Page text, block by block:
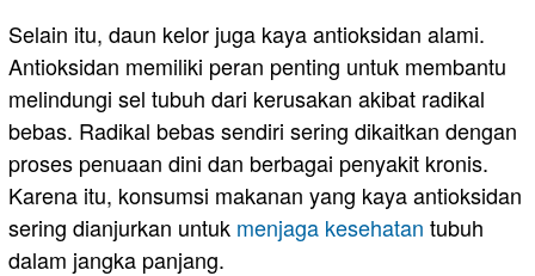
Selain itu, daun kelor juga kaya antioksidan alami.
Antioksidan memiliki peran penting untuk membantu
melindungi sel tubuh dari kerusakan akibat radikal
bebas. Radikal bebas sendiri sering dikaitkan dengan
proses penuaan dini dan berbagai penyakit kronis.
Karena itu, konsumsi makanan yang kaya antioksidan
sering dianjurkan untuk menjaga kesehatan tubuh
dalam jangka panjang.